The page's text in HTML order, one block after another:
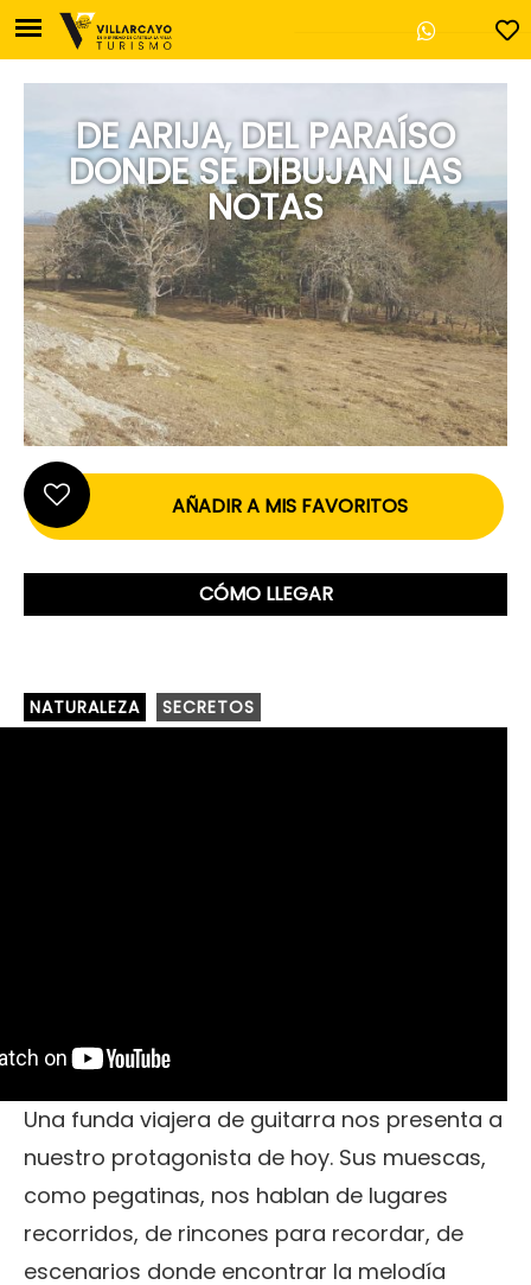
Oficina de Turismo de
Plaza Mayor, 17
Villarcayo - 09550
947 130 457
AÑADIR A MIS FAVORITOS
CÓMO LLEGAR
NATURALEZA SECRETOS
DE ARIJA, DEL PARAÍSO
DONDE SE DIBUJAN LAS
NOTAS
Una funda viajera de guitarra nos presenta a
nuestro protagonista de hoy. Sus muescas,
como pegatinas, nos hablan de lugares
recorridos, de rincones para recordar, de
escenarios donde encontrar la melodía